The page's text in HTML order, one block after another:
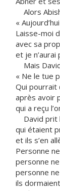
Alors
«
Laisse-moi
avec sa
et je n’aurai
Mais
« Ne le tue
Qui pourrait
après avoir
qui a reçu
David prit
qui étaient
et ils s’en
Personne
personne
personne ne
ils